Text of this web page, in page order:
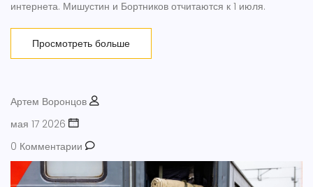
интернета. Мишустин и Бортников отчитаются к 1 июля.
Просмотреть больше
Артем Воронцов
мая 17 2026
0 Комментарии